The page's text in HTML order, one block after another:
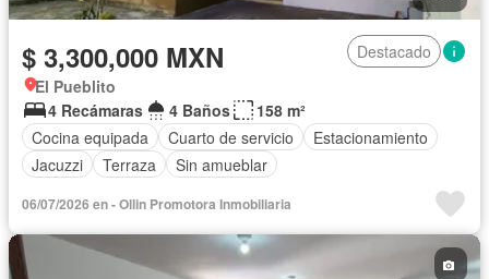
$ 3,300,000 MXN
Destacado
El Pueblito
4 Recámaras
4 Baños
158 m²
Cocina equipada
Cuarto de servicio
Estacionamiento
Jacuzzi
Terraza Sin amueblar
06/07/2026 en - Ollin Promotora Inmobiliaria